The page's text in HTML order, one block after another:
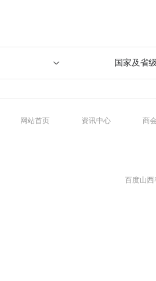
国家及省
网站首页 资讯中心 商
百度山